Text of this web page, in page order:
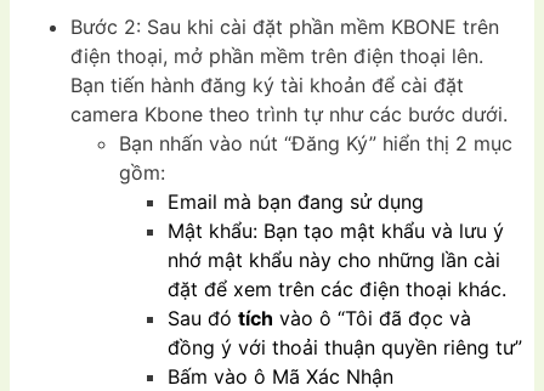
Bước 2: Sau khi cài đặt phần mềm KBONE trên
điện thoại, mở phần mềm trên điện thoại lên.
Bạn tiến hành đăng ký tài khoản để cài đặt
camera Kbone theo trình tự như các bước dưới.
Bạn nhấn vào nút “Đăng Ký” hiển thị 2 mục
gồm:
Email mà bạn đang sử dụng
Mật khẩu: Bạn tạo mật khẩu và lưu ý
nhớ mật khẩu này cho những lần cài
đặt để xem trên các điện thoại khác.
Sau đó tích vào ô “Tôi đã đọc và
đồng ý với thoải thuận quyền riêng tư”
Bấm vào ô Mã Xác Nhận